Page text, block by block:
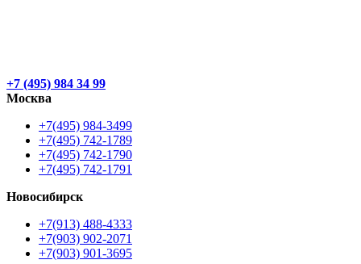
+7 (495) 984 34 99
Москва
+7(495) 984-3499
+7(495) 742-1789
+7(495) 742-1790
+7(495) 742-1791
Новосибирск
+7(913) 488-4333
+7(903) 902-2071
+7(903) 901-3695